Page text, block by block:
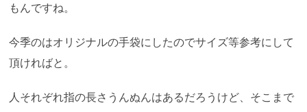
もんですね。
今季のはオリジナルの手袋にしたのでサイズ等参考にして
頂ければと。
人それぞれ指の長さうんぬんはあるだろうけど、そこまで